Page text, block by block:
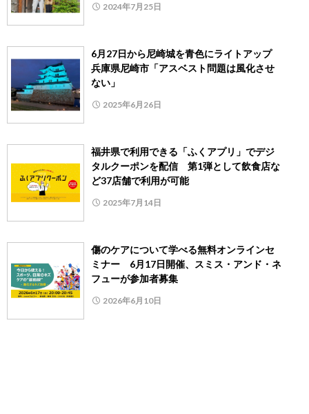
2024年7月25日
6月27日から尼崎城を青色にライトアップ
兵庫県尼崎市「アスベスト問題は風化させ
ない」
2025年6月26日
福井県で利用できる「ふくアプリ」でデジ
タルクーポンを配信 第1弾として飲食店な
ど37店舗で利用が可能
2025年7月14日
傷のケアについて学べる無料オンラインセ
ミナー 6月17日開催、スミス・アンド・ネ
フューが参加者募集
2026年6月10日